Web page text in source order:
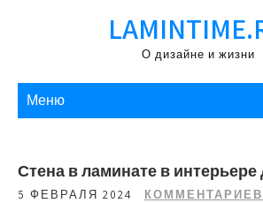
О дизайне и жизни
Меню
Стена в ламинате в интерьере
5 ФЕВРАЛЯ 2024